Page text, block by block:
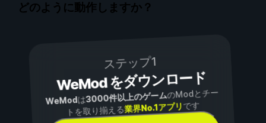
どのように動作しますか？
ステップ1
WeMod をダウンロード
WeModは3000件以上のゲームのModとチー
トを取り揃える業界No.1アプリです